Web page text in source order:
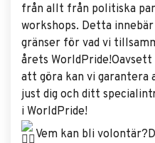
från allt från politiska
workshops. Detta
gränser för vad vi
årets
att göra kan vi
just dig och ditt
i WorldPride!
Vem kan bli